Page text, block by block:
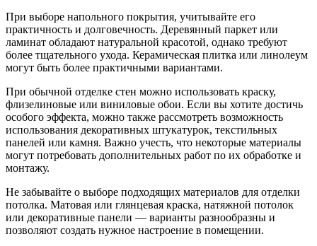
При выборе напольного покрытия, учитывайте его
практичность и долговечность. Деревянный паркет или
ламинат обладают натуральной красотой, однако требуют
более тщательного ухода. Керамическая плитка или линолеум
могут быть более практичными вариантами.
При обычной отделке стен можно использовать краску,
флизелиновые или виниловые обои. Если вы хотите достичь
особого эффекта, можно также рассмотреть возможность
использования декоративных штукатурок, текстильных
панелей или камня. Важно учесть, что некоторые материалы
могут потребовать дополнительных работ по их обработке и
монтажу.
Не забывайте о выборе подходящих материалов для отделки
потолка. Матовая или глянцевая краска, натяжной потолок
или декоративные панели — варианты разнообразны и
позволяют создать нужное настроение в помещении.